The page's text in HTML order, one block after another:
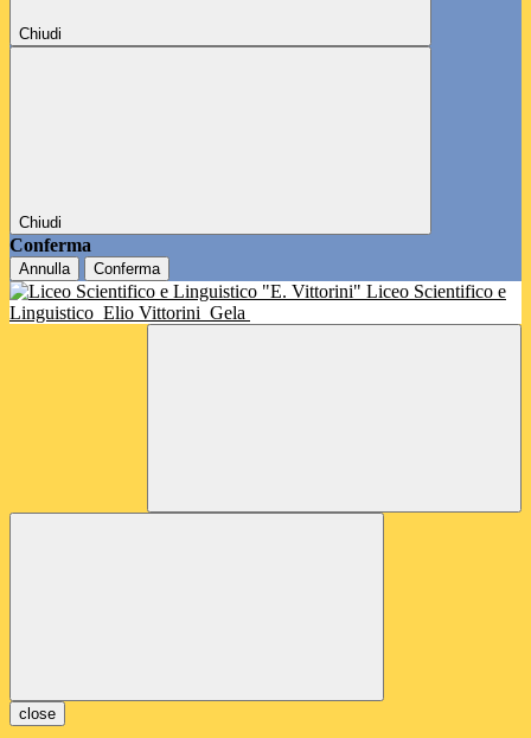
Chiudi
Chiudi
Conferma
Annulla Conferma
Liceo Scientifico e
Linguistico Elio Vittorini Gela
close